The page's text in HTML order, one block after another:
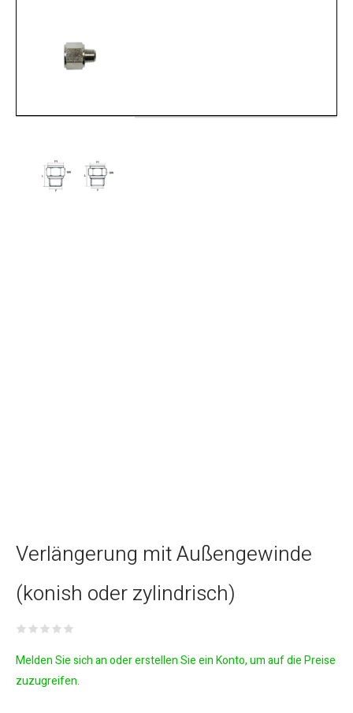
Verlängerung mit Außengewinde
(konish oder zylindrisch)
Melden Sie sich an oder erstellen Sie ein Konto, um auf die Preise
zuzugreifen.